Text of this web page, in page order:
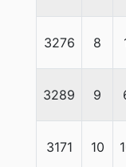
3276 8
3289 9
3171 10